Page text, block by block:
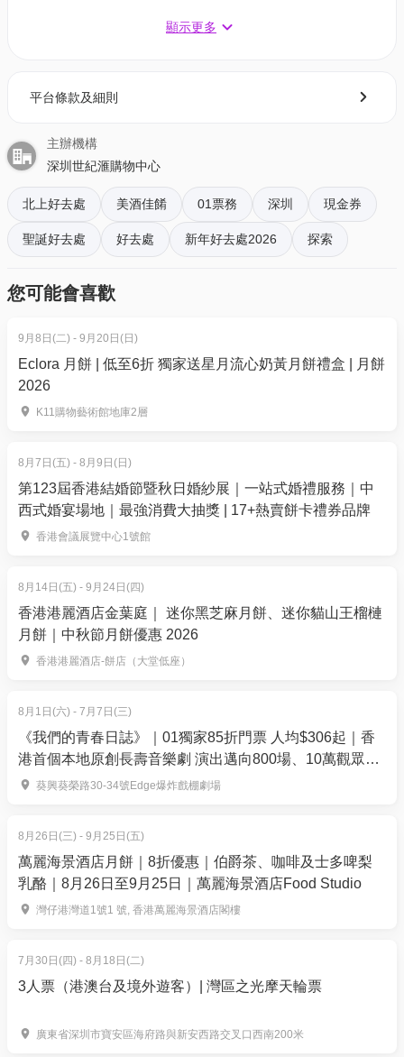
三五知己想高歌一曲？ 「星聚會KTV」是你的新潮流
特別的是K房注入了黑科技，唱歌時三個屏幕會與智能
動感燈光互動，配合世界知名的專業音響，讓你猶如
舉行個人專屬演唱會，體驗星級享受！
新型潮流聚會首選社交空間「星聚會KTV」黑科技賦
能網路KTV，智慧互動，世界知名音響，三螢幕互動
唱會。
3. 「養∙江南足紀」休閒扮靚：戲院級足道、輕奢SPA
一應俱全
玩到累了，當然要好好放鬆！世紀滙提供多個休閒選
擇，讓你充充電，再繼續行程。其中「養∙江南足紀」
傳統手法的理念，為年輕人打造了一個國學養生好去
處。這裡提供足道、推拿、SPA、頭療、採耳等多種服
務，讓你全方位放鬆身心。最寫意的是可以一邊看電
影，一邊享受按摩，現場還提供養生茶、甜點、簡餐
戲院足道輕奢SPA品牌「養∙江南足紀」，以藥膳同源
結合傳統手法的獨特理念，打造新一款適合年輕人的
國學養生品牌。
集換式卡牌、潮玩、玩偶手辦、桌遊一站式專屬高端
玩樂空間，呼朋引伴一決勝負。休閒棋牌社交空間。
🔶餐飲
雞、客家釀豆腐及客語土豬湯等，每樣都是經典美
味！
藜苑：經典粵菜品牌，提供精緻的經典粵菜及點
心，適合一家大細或與長輩共享天倫！
深圳世紀滙購物中心【潮玩美食通用券】使用細則：
此優惠每位用戶僅限購買2張。
1 - 3 個工作天內發送到您所登記的電郵地址。
- 會員可以下載《香港01》流動應用程式(APP) ，並以
按「門票」> 點擊相關活動電子門票；
- 透過訂單電郵內按「查看電子票」連結; 部份活動設
有電子門票附件(PDF)。
4. 我預訂了活動，但還沒收到確認電郵，該怎樣辦？
01space@hk01.com 與我們聯絡。
5. 下單後，我可以修改訂單或申請退款嗎？
訂單確認後，不設修改及退款，如需更多協助，請電
郵到 01space@hk01.com。
於「01空間」購票，每消費$1即可賺取1「01積
分」。揀啱心水活動，以100分扣減$1購買門票。玩完
再賺，賺完再買、再食、再玩！
顯示更多
平台條款及細則
主辦機構
深圳世紀滙購物中心
北上好去處 美酒佳餚 01票務 深圳 現金券
聖誕好去處 好去處 新年好去處2026 探索
您可能會喜歡
9月8日(二) - 9月20日(日)
Eclora 月餅 | 低至6折 獨家送星月流心奶黃月餅禮盒 | 月餅
2026
K11購物藝術館地庫2層
8月7日(五) - 8月9日(日)
第123屆香港結婚節暨秋日婚紗展｜一站式婚禮服務｜中
西式婚宴場地｜最強消費大抽獎 | 17+熱賣餅卡禮券品牌
香港會議展覽中心1號館
8月14日(五) - 9月24日(四)
香港港麗酒店金葉庭｜ 迷你黑芝麻月餅、迷你貓山王榴槤
月餅｜中秋節月餅優惠 2026
香港港麗酒店-餅店（大堂低座）
8月1日(六) - 7月7日(三)
《我們的青春日誌》｜01獨家85折門票 人均$306起｜香
港首個本地原創長壽音樂劇 演出邁向800場、10萬觀眾入
場｜爆炸戲棚劇場
葵興葵榮路30-34號Edge爆炸戲棚劇場
8月26日(三) - 9月25日(五)
萬麗海景酒店月餅｜8折優惠｜伯爵茶、咖啡及士多啤梨
乳酪｜8月26日至9月25日｜萬麗海景酒店Food Studio
灣仔港灣道1號1 號, 香港萬麗海景酒店閣樓
7月30日(四) - 8月18日(二)
3人票（港澳台及境外遊客）| 灣區之光摩天輪票
廣東省深圳市寶安區海府路與新安西路交叉口西南200米